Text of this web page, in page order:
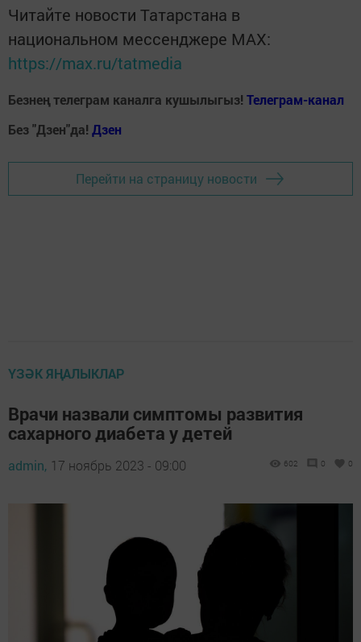
Читайте новости Татарстана в
национальном мессенджере MАХ:
https://max.ru/tatmedia
Безнең телеграм каналга кушылыгыз! Телеграм-канал
Без "Дзен"да! Дзен
Перейти на страницу новости
ҮЗӘК ЯҢАЛЫКЛАР
Врачи назвали симптомы развития
сахарного диабета у детей
admin, 17 ноябрь 2023 - 09:00 602 0 0